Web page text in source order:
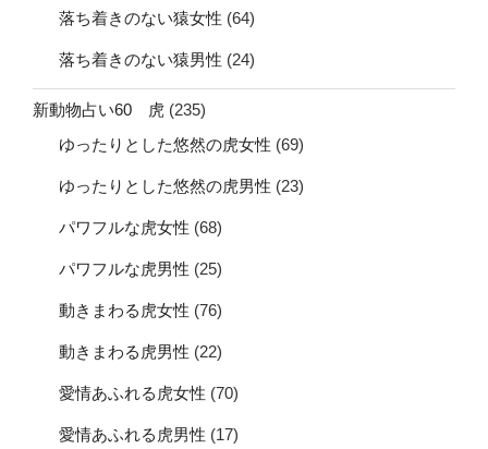
落ち着きのない猿女性 (64)
落ち着きのない猿男性 (24)
新動物占い60 虎 (235)
ゆったりとした悠然の虎女性 (69)
ゆったりとした悠然の虎男性 (23)
パワフルな虎女性 (68)
パワフルな虎男性 (25)
動きまわる虎女性 (76)
動きまわる虎男性 (22)
愛情あふれる虎女性 (70)
愛情あふれる虎男性 (17)